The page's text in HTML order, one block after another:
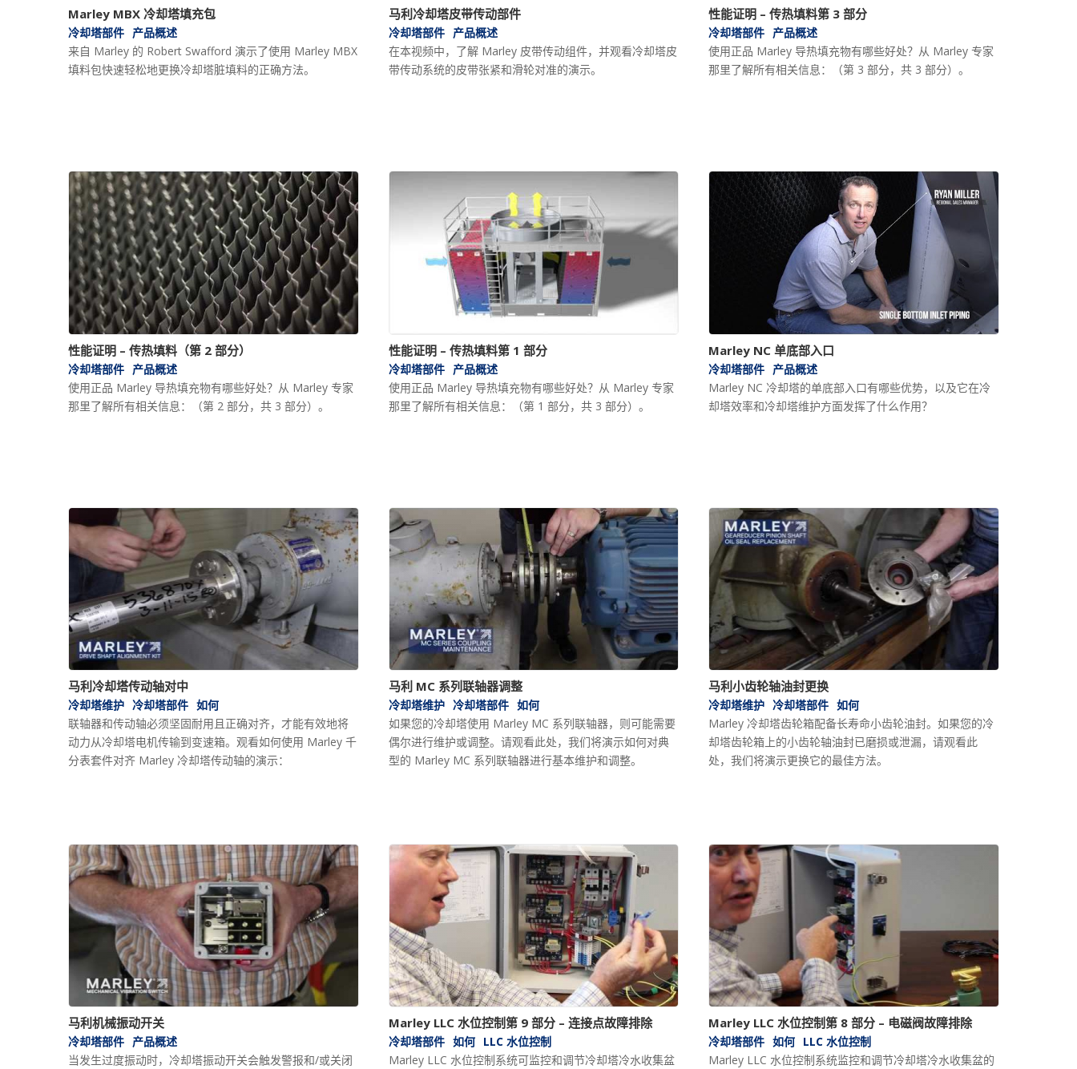
Marley MBX 冷却塔填充包
冷却塔部件 产品概述
来自 Marley 的 Robert Swafford 演示了使用 Marley MBX
填料包快速轻松地更换冷却塔脏填料的正确方法。
马利冷却塔皮带传动部件
冷却塔部件
产品概述
在本视频中，了解 Marley 皮带传动组件，并观看冷却塔皮
带传动系统的皮带张紧和滑轮对准的演示。
性能证明 – 传热填料第 3 部分
冷却塔部件 产品概述
使用正品 Marley 导热填充物有哪些好处？从 Marley 专家
那里了解所有相关信息：（第 3 部分，共 3 部分）。
性能证明 – 传热填料（第 2 部分）
冷却塔部件 产品概述
使用正品 Marley 导热填充物有哪些好处？从 Marley 专家
那里了解所有相关信息：（第 2 部分，共 3 部分）。
性能证明 – 传热填料第 1 部分
冷却塔部件
产品概述
使用正品 Marley 导热填充物有哪些好处？从 Marley 专家
那里了解所有相关信息：（第 1 部分，共 3 部分）。
Marley NC 单底部入口
冷却塔部件 产品概述
Marley NC 冷却塔的单底部入口有哪些优势，以及它在冷
却塔效率和冷却塔维护方面发挥了什么作用？
马利冷却塔传动轴对中
冷却塔维护 冷却塔部件 如何
联轴器和传动轴必须坚固耐用且正确对齐，才能有效地将
动力从冷却塔电机传输到变速箱。观看如何使用 Marley 千
分表套件对齐 Marley 冷却塔传动轴的演示：
马利 MC 系列联轴器调整
冷却塔维护 冷却塔部件 如何
如果您的冷却塔使用 Marley MC 系列联轴器，则可能需要
偶尔进行维护或调整。请观看此处，我们将演示如何对典
型的 Marley MC 系列联轴器进行基本维护和调整。
马利小齿轮轴油封更换
冷却塔维护 冷却塔部件 如何
Marley 冷却塔齿轮箱配备长寿命小齿轮油封。如果您的冷
却塔齿轮箱上的小齿轮轴油封已磨损或泄漏，请观看此
处，我们将演示更换它的最佳方法。
马利机械振动开关
冷却塔部件 产品概述
当发生过度振动时，冷却塔振动开关会触发警报和/或关闭
Marley LLC 水位控制第 9 部分 – 连接点故障排除
冷却塔部件 如何
LLC 水位控制
Marley LLC 水位控制系统可监控和调节冷却塔冷水收集盆
Marley LLC 水位控制第 8 部分 – 电磁阀故障排除
冷却塔部件 如何 LLC 水位控制
Marley LLC 水位控制系统监控和调节冷却塔冷水收集盆的